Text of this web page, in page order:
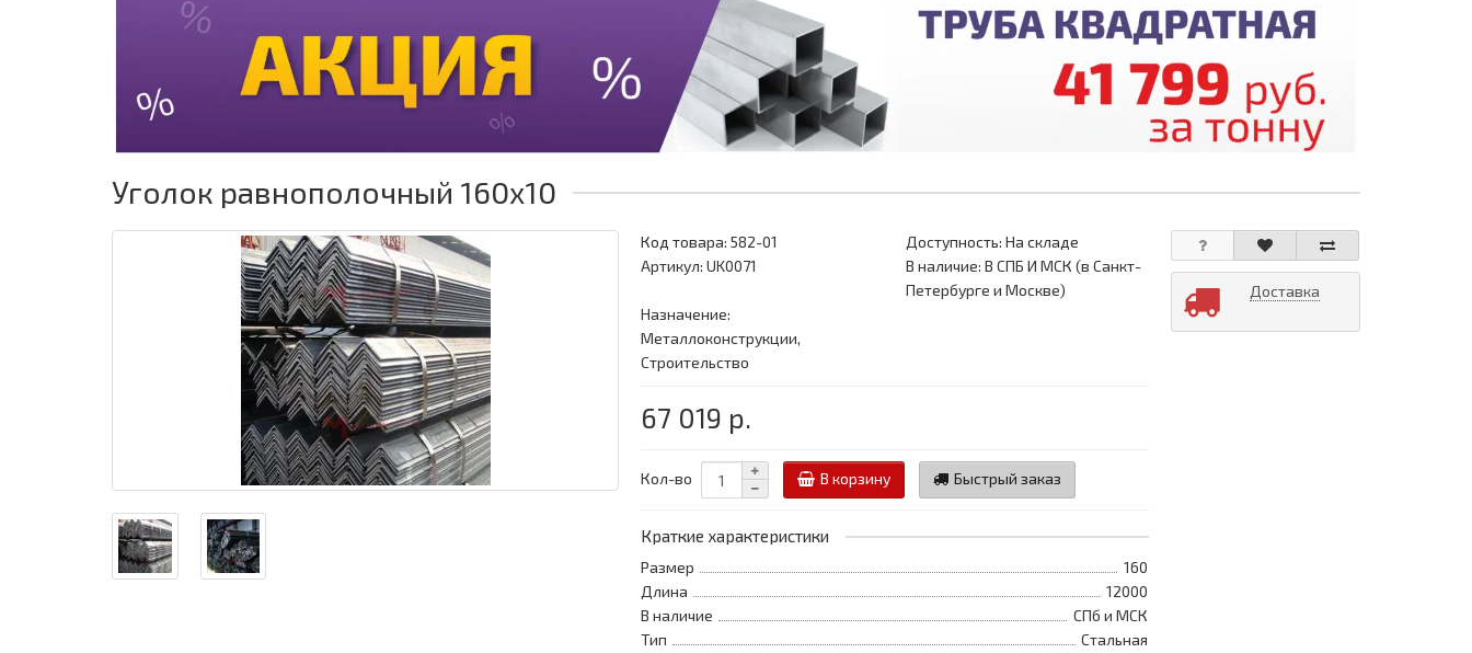
Уголок равнополочный 160x10
Код товара:582-01
Доступность: На складе
Артикул: UK0071
В наличие: В СПБ И МСК (в Санкт-
Петербурге и Москве)
Назначение:
Металлоконструкции,
Строительство
67 019 р.
Кол-во В корзину Быстрый заказ
Краткие характеристики
Размер
160
Длина
12000
В наличие
СПб и МСК
Тип
Стальная
Доставка